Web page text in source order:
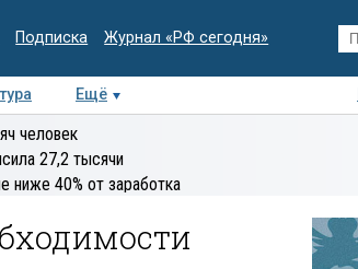
Подписка Журнал «РФ сегодня»
Ещё
Колумнисты
человек
27,2 тысячи
ниже 40% от заработка